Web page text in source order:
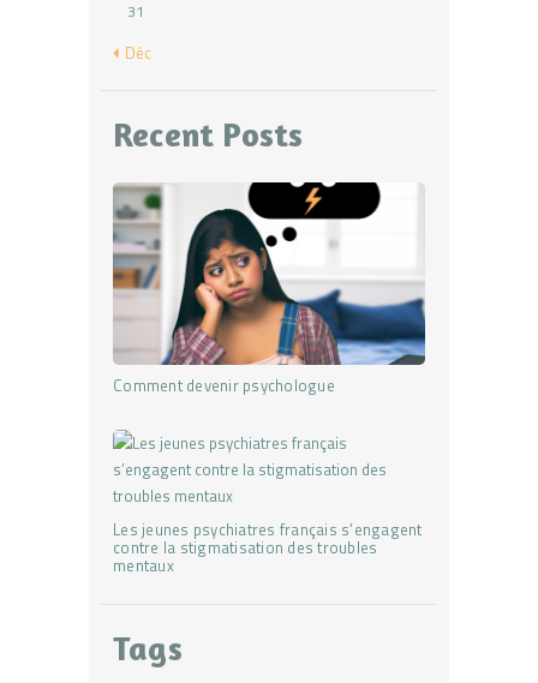
31
« Déc
Recent Posts
Comment devenir psychologue
Les jeunes psychiatres français s’engagent
contre la stigmatisation des troubles
mentaux
Tags